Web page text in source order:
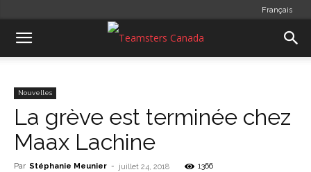
Français
Nouvelles
La grève est terminée chez
Maax Lachine
Par Stéphanie Meunier - juillet 24, 2018 1366